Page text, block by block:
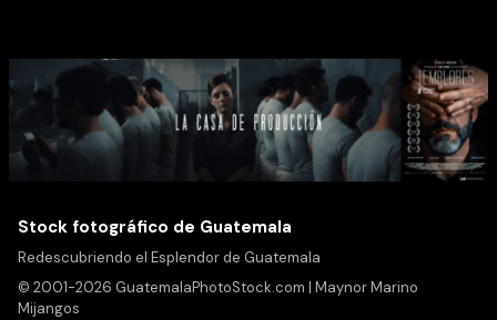
Stock fotográfico de Guatemala
Redescubriendo el Esplendor de Guatemala
© 2001-2026 GuatemalaPhotoStock.com | Maynor Marino
Mijangos